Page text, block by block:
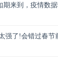
期来到，疫情数
强了!会错过春节